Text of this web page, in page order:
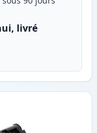
livré